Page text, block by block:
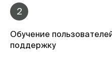
2
Обучение
поддержку